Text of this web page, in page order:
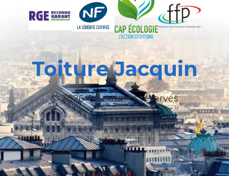
Toiture Jacquin
© 2026 Tous droits réservés